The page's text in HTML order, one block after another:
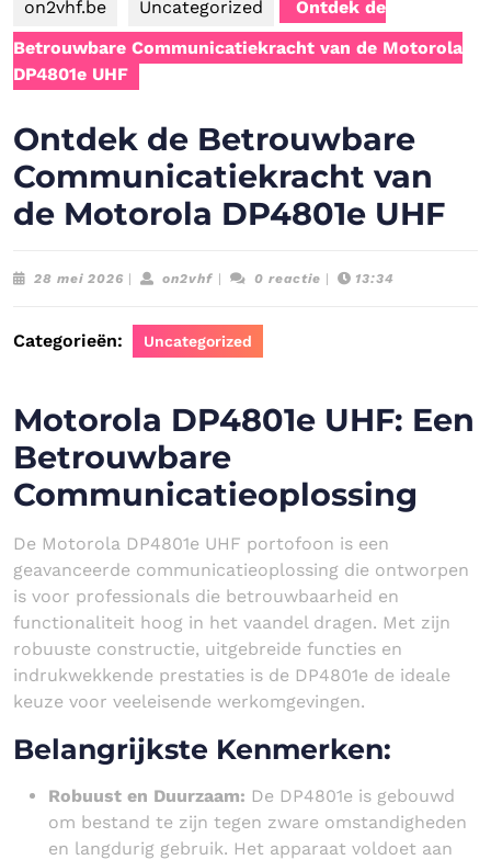
on2vhf.be Uncategorized
Ontdek de
Betrouwbare Communicatiekracht van de Motorola
DP4801e UHF
Ontdek de Betrouwbare
Communicatiekracht van
de Motorola DP4801e UHF
28 mei 2026 28
on2vhfon2vhf0 reactie 13:34
Categorieën: Uncategorized
Motorola DP4801e UHF: Een
Betrouwbare
Communicatieoplossing
De Motorola DP4801e UHF portofoon is een
geavanceerde communicatieoplossing die ontworpen
is voor professionals die betrouwbaarheid en
functionaliteit hoog in het vaandel dragen. Met zijn
robuuste constructie, uitgebreide functies en
indrukwekkende prestaties is de DP4801e de ideale
keuze voor veeleisende werkomgevingen.
Belangrijkste Kenmerken:
Robuust en Duurzaam: De DP4801e is gebouwd
om bestand te zijn tegen zware omstandigheden
en langdurig gebruik. Het apparaat voldoet aan